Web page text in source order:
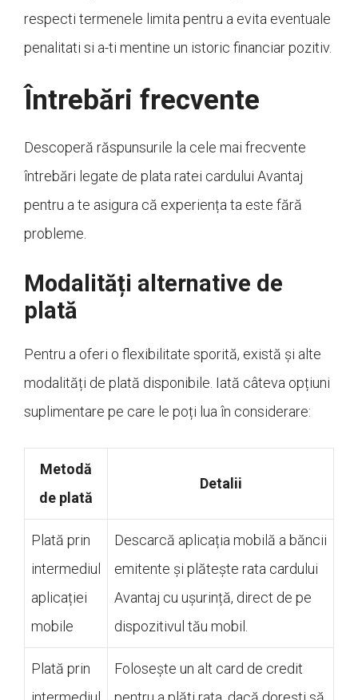
respecti termenele limita pentru a evita eventuale
penalitati si a-ti mentine un istoric financiar pozitiv.
Întrebări frecvente
Descoperă răspunsurile la cele mai frecvente
întrebări legate de plata ratei cardului Avantaj
pentru a te asigura că experiența ta este fără
probleme.
Modalități alternative de
plată
Pentru a oferi o flexibilitate sporită, există și alte
modalități de plată disponibile. Iată câteva opțiuni
suplimentare pe care le poți lua în considerare:
Metodă
de plată
Detalii
Plată prin
intermediul
aplicației
mobile
Descarcă aplicația mobilă a băncii
emitente și plătește rata cardului
Avantaj cu ușurință, direct de pe
dispozitivul tău mobil.
Plată prin
Folosește un alt card de credit